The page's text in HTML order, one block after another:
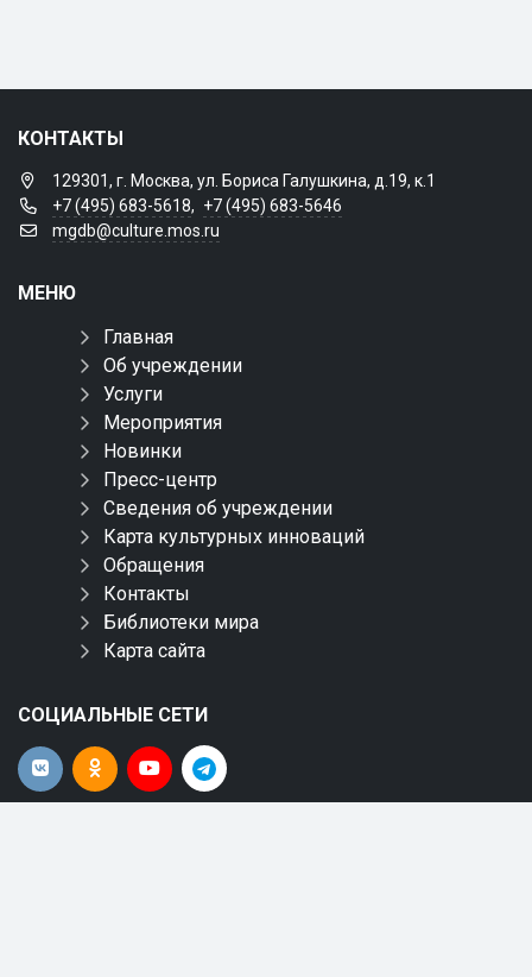
КОНТАКТЫ
129301, г. Москва, ул. Бориса Галушкина, д.19, к.1
+7 (495) 683-5618, +7 (495) 683-5646
mgdb@culture.mos.ru
МЕНЮ
Главная
Об учреждении
Услуги
Мероприятия
Новинки
Пресс-центр
Сведения об учреждении
Карта культурных инноваций
Обращения
Контакты
Библиотеки мира
Карта сайта
СОЦИАЛЬНЫЕ СЕТИ